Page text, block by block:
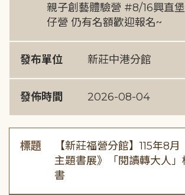
親子創藝體驗營 #8/16興直
仔營 仍有名額歡迎報名~
發布單位 新莊中港分館
發佈時間 2026-08-04
標題
【新莊福營分館】115年8
主題書展》「閱讀轉大人」
書